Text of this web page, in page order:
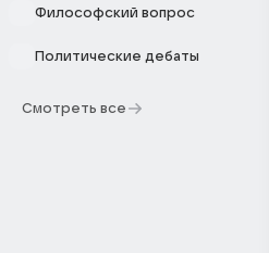
Философский вопрос
Политические дебаты
Смотреть все